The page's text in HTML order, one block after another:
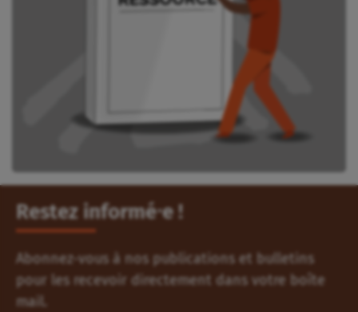
Restez informé⸱e !
Abonnez-vous à nos publications et bulletins
pour les recevoir directement dans votre boîte
mail.